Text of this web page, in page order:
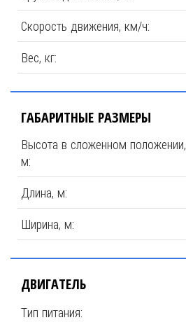
Скорость движения, км/ч:
Вес, кг:
ГАБАРИТНЫЕ РАЗМЕРЫ
Высота в сложенном положении,
м:
Длина, м:
Ширина, м:
ДВИГАТЕЛЬ
Тип питания: